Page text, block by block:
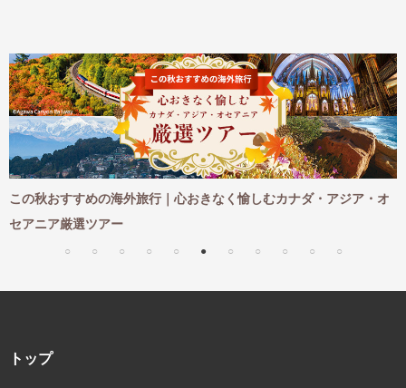
この秋おすすめの海外旅行｜心おきなく愉しむカナダ・アジア・オ
セアニア厳選ツアー
トップ